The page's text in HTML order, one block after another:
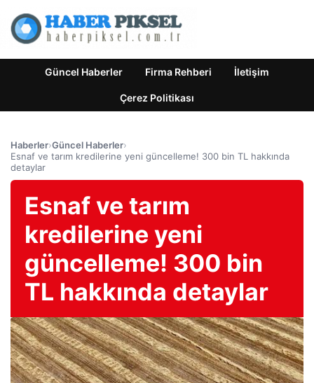
Güncel Haberler Firma Rehberi İletişim
Çerez Politikası
Haberler›Güncel Haberler›
Esnaf ve tarım kredilerine yeni güncelleme! 300 bin TL hakkında
detaylar
Esnaf ve tarım
kredilerine yeni
güncelleme! 300 bin
TL hakkında detaylar